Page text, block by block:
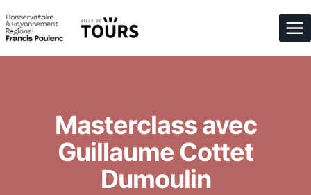
au
contenu
Masterclass avec
Guillaume Cottet
Dumoulin